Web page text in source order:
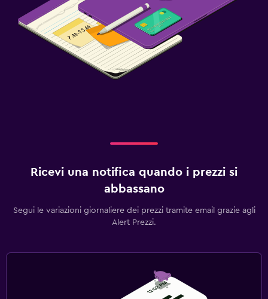
Ricevi una notifica quando i prezzi si
abbassano
Segui le variazioni giornaliere dei prezzi tramite email grazie agli
Alert Prezzi.